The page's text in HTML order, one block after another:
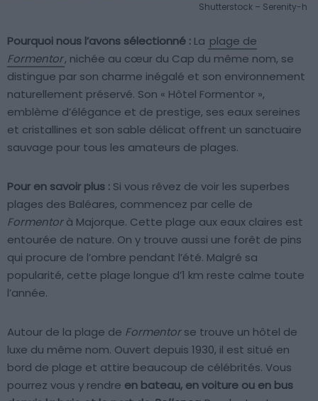
Shutterstock – Serenity-h
Pourquoi nous l’avons sélectionné : La plage de
Formentor, nichée au cœur du Cap du même nom, se
distingue par son charme inégalé et son environnement
naturellement préservé. Son « Hôtel Formentor »,
emblème d’élégance et de prestige, ses eaux sereines
et cristallines et son sable délicat offrent un sanctuaire
sauvage pour tous les amateurs de plages.
Pour en savoir plus : Si vous rêvez de voir les superbes
plages des Baléares, commencez par celle de
Formentorà Majorque. Cette plage aux eaux claires est
entourée de nature. On y trouve aussi une forêt de pins
qui procure de l’ombre pendant l’été. Malgré sa
popularité, cette plage longue d’1 km reste calme toute
l’année.
Autour de la plage de Formentorse trouve un hôtel de
luxe du même nom. Ouvert depuis 1930, il est situé en
bord de plage et attire beaucoup de célébrités. Vous
pourrez vous y rendre en bateau, en voiture ou en bus